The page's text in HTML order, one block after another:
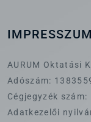
IMPRESSZUM
AURUM Oktatási
Adószám:
Cégjegyzék
Adatkezelői